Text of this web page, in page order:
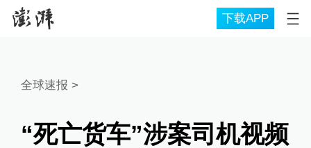
下载APP
全球速报 >
“死亡货车”涉案司机视频